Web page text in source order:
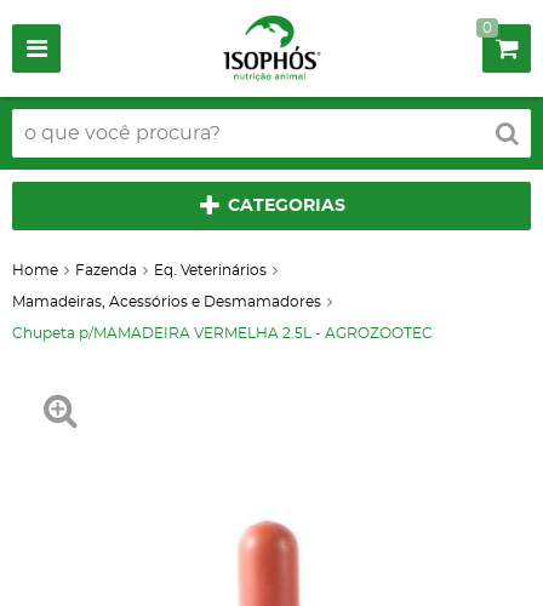
0
CATEGORIAS
Home Fazenda Eq. Veterinários
Mamadeiras, Acessórios e Desmamadores
Chupeta p/MAMADEIRA VERMELHA 2.5L - AGROZOOTEC